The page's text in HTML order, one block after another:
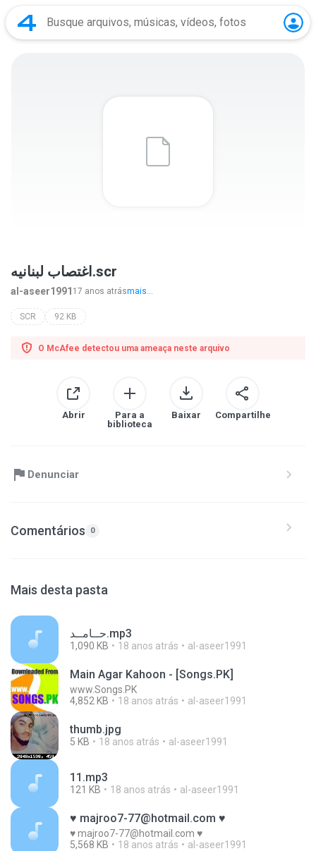
اغتصاب لبنانيه.scr
al-aseer1991 17 anos atrásmais...
SCR 92 KB
O McAfee detectou uma ameaça neste arquivo
Abrir
Para a
biblioteca
Baixar Compartilhe
Denunciar
Comentários 0
Mais desta pasta
حــامــد.mp3
1,090 KB 18 anos atrás al-aseer1991
Main Agar Kahoon - [Songs.PK]
www.Songs.PK
4,852 KB
18 anos atrás al-aseer1991
thumb.jpg
5 KB 18 anos atrás al-aseer1991
11.mp3
121 KB 18 anos atrás al-aseer1991
♥ majroo7-77@hotmail.com ♥
♥ majroo7-77@hotmail.com ♥
5,568 KB
18 anos atrás al-aseer1991